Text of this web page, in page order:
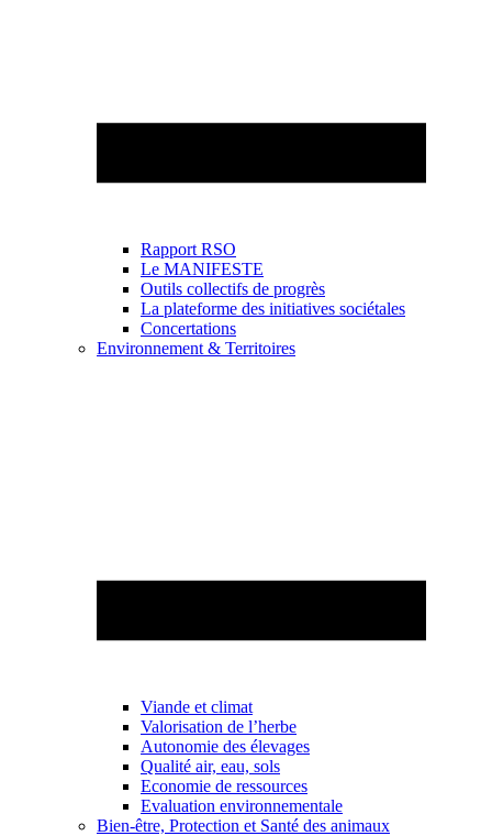
Rapport RSO
Le MANIFESTE
Outils collectifs de progrès
La plateforme des initiatives sociétales
Concertations
Environnement & Territoires
Viande et climat
Valorisation de l’herbe
Autonomie des élevages
Qualité air, eau, sols
Economie de ressources
Evaluation environnementale
Bien-être, Protection et Santé des animaux